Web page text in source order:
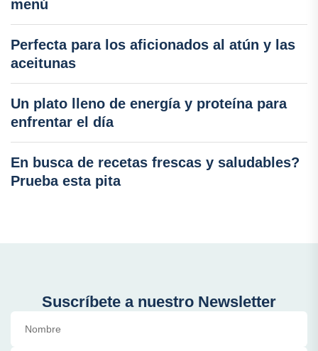
menú
Perfecta para los aficionados al atún y las
aceitunas
Un plato lleno de energía y proteína para
enfrentar el día
En busca de recetas frescas y saludables?
Prueba esta pita
Suscríbete a nuestro Newsletter